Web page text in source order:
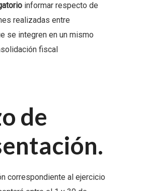
informar respecto de
realizadas entre
se integren en un mismo
fiscal
de
correspondiente al ejercicio